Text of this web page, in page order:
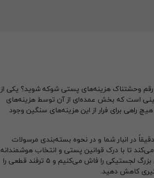
رقم وحشتناک هزینه‌های پستی شوکه شوید؟ یکی از
است که بخش عمده‌ای از آن توسط هزینه‌های
راهی برای فرار از این هزینه‌های سنگین وجود
در انبار شما و در نحوه بسته‌بندی مرسولات
تا با درک قوانین پستی و انتخاب هوشمندانه
ابعاد بسته‌بندی، جلوی هدررفت سرمایه خود را بگیرید. در این مقاله بسیار تخصصی، رازهای شرکت‌های بزرگ لجستیکی را فاش می‌کنیم و ۵ ترفند قطعی را
کاهش دهید.